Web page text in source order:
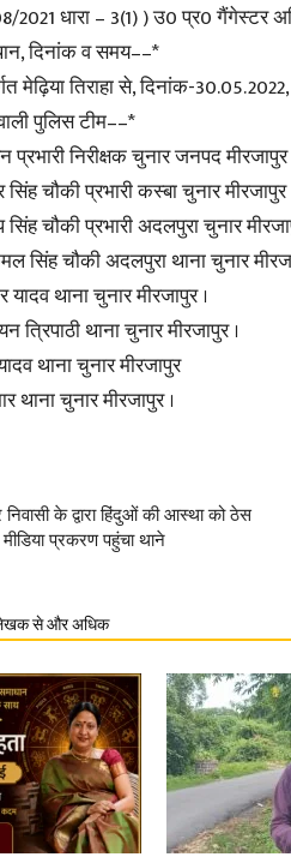
धारा – 3(1) ) उ0 प्र0 गैंगेस्टर
दिनांक व समय––*
मेढ़िया तिराहा से, दिनांक-
पुलिस टीम––*
प्रभारी निरीक्षक चुनार जनपद मीरजापुर
चौकी प्रभारी कस्बा चुनार मीरजापुर
चौकी प्रभारी अदलपुरा चुनार
सिंह चौकी अदलपुरा थाना चुनार
थाना चुनार मीरजापुर ।
त्रिपाठी थाना चुनार मीरजापुर ।
थाना चुनार मीरजापुर
थाना चुनार मीरजापुर ।
निवासी के द्वारा हिंदुओं की आस्था को ठेस
प्रकरण पहुंचा थाने
से और अधिक